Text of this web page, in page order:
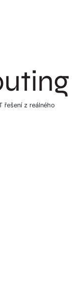
řešení z reálného